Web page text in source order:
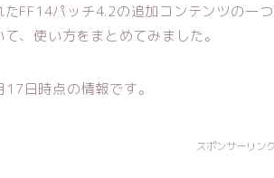
たFF14パッチ4.2の追加コンテンツの一
、使い方をまとめてみました。
日時点の情報です。
スポンサーリンク